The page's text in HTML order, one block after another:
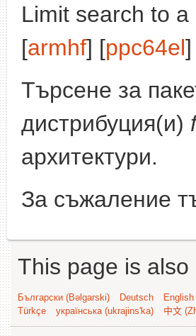
Limit search to
[armhf] [ppc64el
Търсене за
дистрибуция(и)
архитектури.
За съжаление
This page is
Български (Bəlgarski) Deutsch English
Türkçe
українська (ukrajins'ka) 中文